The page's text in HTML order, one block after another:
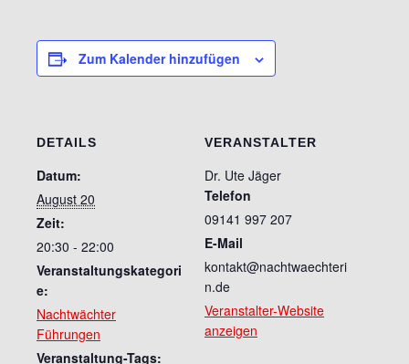
Zum Kalender hinzufügen
DETAILS
Datum:
August 20
Zeit:
20:30 - 22:00
Veranstaltungskategori
e:
Nachtwächter
Führungen
Veranstaltung-Tags:
VERANSTALTER
Dr. Ute Jäger
Telefon
09141 997 207
E-Mail
kontakt@nachtwaechteri
n.de
Veranstalter-Website
anzeigen